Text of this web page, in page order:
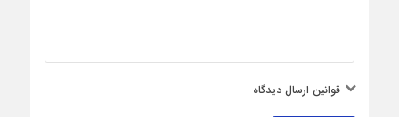
قوانین ارسال دیدگاه